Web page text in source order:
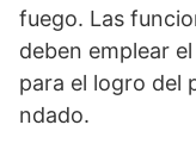
fuego. Las
deben emplear
para el logro del
ndado.